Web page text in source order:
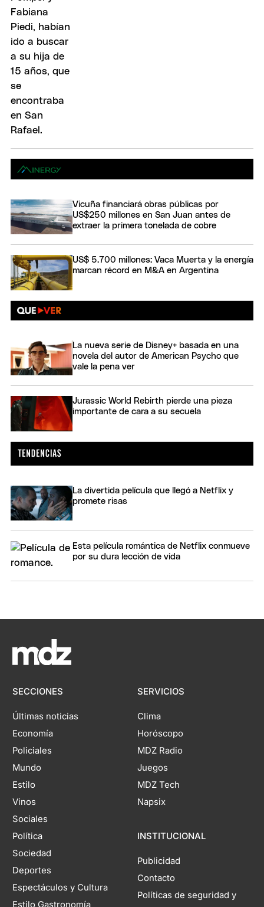
Vicuña financiará obras públicas por
US$250 millones en San Juan antes de
extraer la primera tonelada de cobre
US$ 5.700 millones: Vaca Muerta y la energía
marcan récord en M&A en Argentina
La nueva serie de Disney+ basada en una
novela del autor de American Psycho que
vale la pena ver
Jurassic World Rebirth pierde una pieza
importante de cara a su secuela
La divertida película que llegó a Netflix y
promete risas
Esta película romántica de Netflix conmueve
por su dura lección de vida
SECCIONES
Últimas noticias
Economía
Policiales
Mundo
Estilo
Vinos
Sociales
Política
Sociedad
Deportes
Espectáculos y Cultura
Estilo Gastronomía
SERVICIOS
Clima
Horóscopo
MDZ Radio
Juegos
MDZ Tech
Napsix
INSTITUCIONAL
Publicidad
Contacto
Políticas de seguridad y